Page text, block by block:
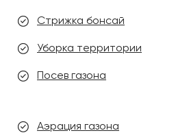
Стрижка бонсай
Уборка территории
Посев газона
Аэрация газона